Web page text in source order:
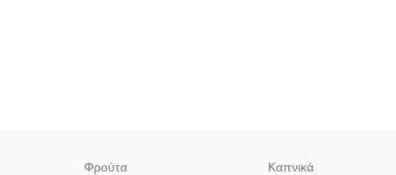
Φρούτα Καπνικά